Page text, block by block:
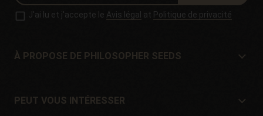
J'ai lu et j'accepte le Avis légal at Politique de privacité
À PROPOSE DE PHILOSOPHER SEEDS
Situation et contact
PEUT VOUS INTÉRESSER